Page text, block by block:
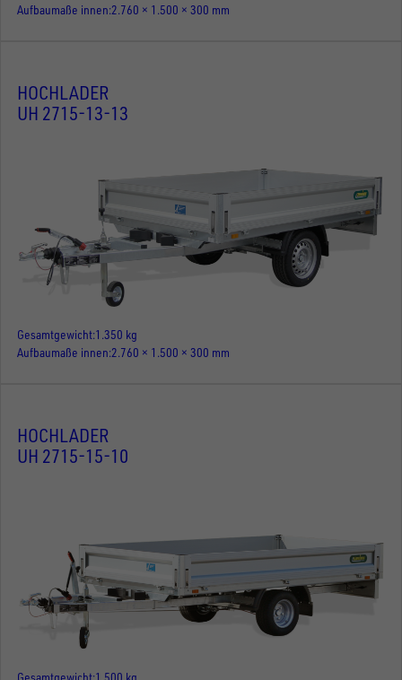
Aufbaumaße innen 2.760 × 1.500 × 300 mm
HOCHLADER
UH 2715-13-13
Gesamtgewicht 1.350 kg
Aufbaumaße innen 2.760 × 1.500 × 300 mm
HOCHLADER
UH 2715-15-10
Gesamtgewicht 1.500 kg